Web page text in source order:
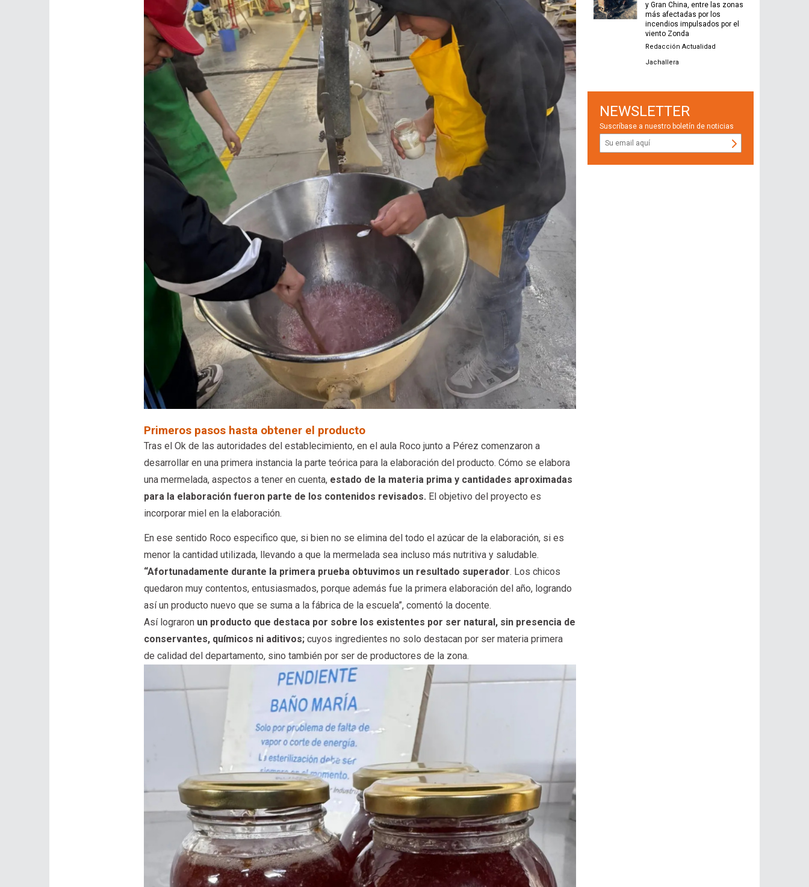
Primeros pasos hasta obtener el producto
Tras el Ok de las autoridades del establecimiento, en el aula Roco junto a Pérez comenzaron a
desarrollar en una primera instancia la parte teórica para la elaboración del producto. Cómo se elabora
una mermelada, aspectos a tener en cuenta, estado de la materia prima y cantidades aproximadas
para la elaboración fueron parte de los contenidos revisados. El objetivo del proyecto es
incorporar miel en la elaboración.
En ese sentido Roco especifico que, si bien no se elimina del todo el azúcar de la elaboración, si es
menor la cantidad utilizada, llevando a que la mermelada sea incluso más nutritiva y saludable.
“Afortunadamente durante la primera prueba obtuvimos un resultado superador. Los chicos
quedaron muy contentos, entusiasmados, porque además fue la primera elaboración del año, logrando
así un producto nuevo que se suma a la fábrica de la escuela”, comentó la docente.
Así lograron un producto que destaca por sobre los existentes por ser natural, sin presencia de
conservantes, químicos ni aditivos; cuyos ingredientes no solo destacan por ser materia primera
de calidad del departamento, sino también por ser de productores de la zona.
y Gran China, entre las zonas
más afectadas por los
incendios impulsados por el
viento Zonda
Redacción Actualidad
Jachallera
NEWSLETTER
Suscríbase a nuestro boletín de noticias